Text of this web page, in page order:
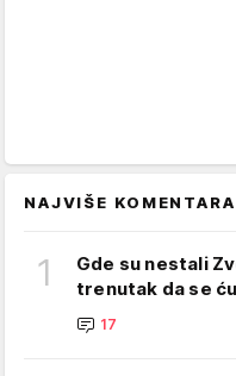
NAJVIŠE KOMENTARA
1
Gde su nestali
trenutak da se
17